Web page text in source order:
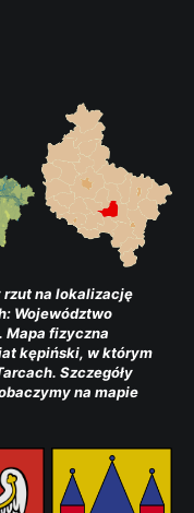
rzut na lokalizację
Województwo
Mapa fizyczna
kępiński, w którym
Szczegóły
na mapie